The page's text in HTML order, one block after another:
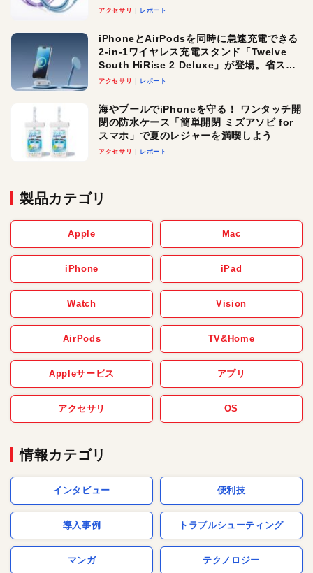
アクセサリ レポート
iPhoneとAirPodsを同時に急速充電できる
2-in-1ワイヤレス充電スタンド「Twelve
South HiRise 2 Deluxe」が登場。省スペ
ースでおしゃれに充電したい人にオスス
アクセサリ レポート
海やプールでiPhoneを守る！ ワンタッチ開
閉の防水ケース「簡単開閉 ミズアソビ for
スマホ」で夏のレジャーを満喫しよう
アクセサリ レポート
製品カテゴリ
Apple Mac
iPhone iPad
Watch Vision
AirPods TV&Home
Appleサービス アプリ
アクセサリ OS
情報カテゴリ
インタビュー 便利技
導入事例 トラブルシューティング
マンガ テクノロジー